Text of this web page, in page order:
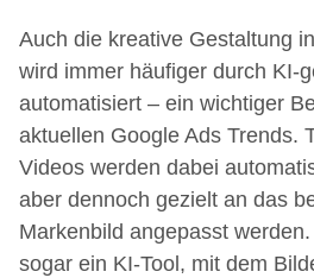
Auch die kreative Gestaltung
wird immer häufiger durch KI-
automatisiert – ein wichtiger
aktuellen Google Ads Trends.
Videos werden dabei
aber dennoch gezielt an das
Markenbild angepasst
sogar ein KI-Tool, mit dem